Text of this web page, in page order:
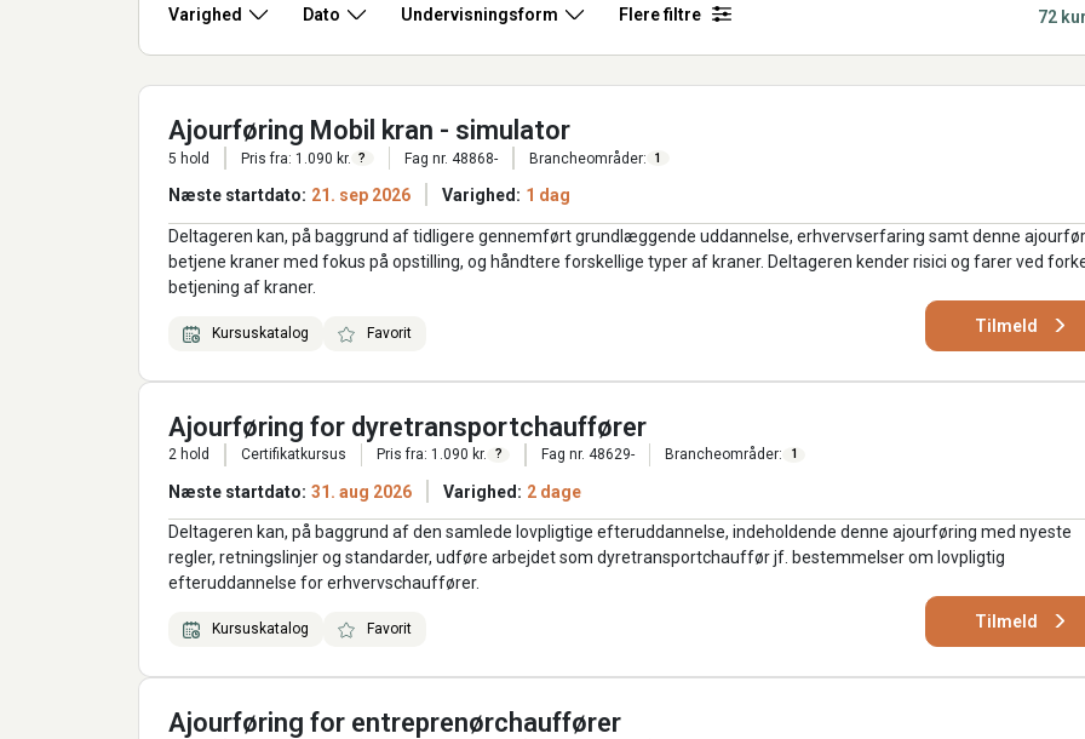
Varighed Dato Undervisningsform Flere filtre 72
Ajourføring Mobil kran - simulator
5 hold Pris fra: 1.090 kr. ? Fag nr. 48868- Brancheområder: 1
Næste startdato: 21. sep 2026 Varighed: 1 dag
Deltageren kan, på baggrund af tidligere gennemført grundlæggende uddannelse, erhvervserfaring samt denne
betjene kraner med fokus på opstilling, og håndtere forskellige typer af kraner. Deltageren kender risici og farer ved
betjening af kraner.
Kursuskatalog Favorit Tilmeld
Ajourføring for dyretransportchauffører
2 hold Certifikatkursus Pris fra: 1.090 kr. ? Fag nr. 48629- Brancheområder: 1
Næste startdato: 31. aug 2026 Varighed: 2 dage
Deltageren kan, på baggrund af den samlede lovpligtige efteruddannelse, indeholdende denne ajourføring med nyeste
regler, retningslinjer og standarder, udføre arbejdet som dyretransportchauffør jf. bestemmelser om lovpligtig
efteruddannelse for erhvervschauffører.
Kursuskatalog Favorit Tilmeld
Ajourføring for entreprenørchauffører